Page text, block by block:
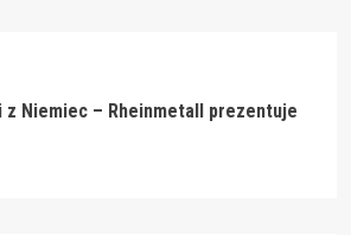
Niemiec – Rheinmetall prezentuje